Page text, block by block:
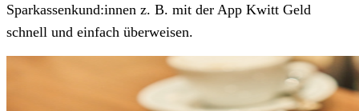
Sparkassenkund:innen z. B. mit der App Kwitt Geld
schnell und einfach überweisen.